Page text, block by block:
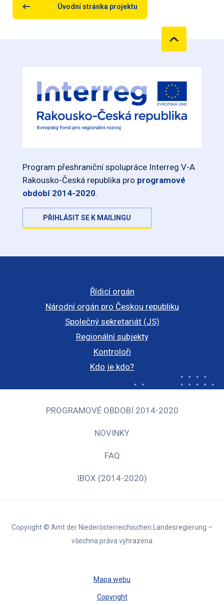
Úvodní stránka projektu
Program přeshraniční spolupráce Interreg V-A
Rakousko-Česká republika pro programové
období 2014-2020.
PŘIHLÁSIT SE K MAILINGU
Řídicí orgán
Národní orgán pro Českou republiku
Společný sekretariát (JS)
Regionální subjekty
Kontroloři
Kdo je kdo?
PROGRAMOVÉ OBDOBÍ 2014-2020
NOVINKY
FAQ
IBOX (2014-2020)
Copyright © Amt der Niederösterreichischen Landesregierung –
všechna práva vyhrazena
Mapa webu
Copyright